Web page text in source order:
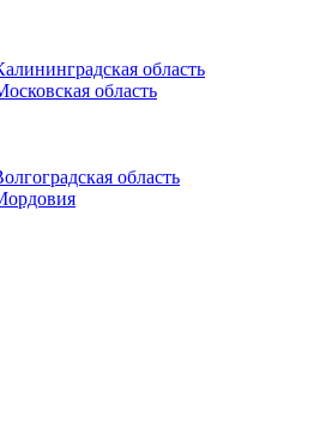
область
область
область